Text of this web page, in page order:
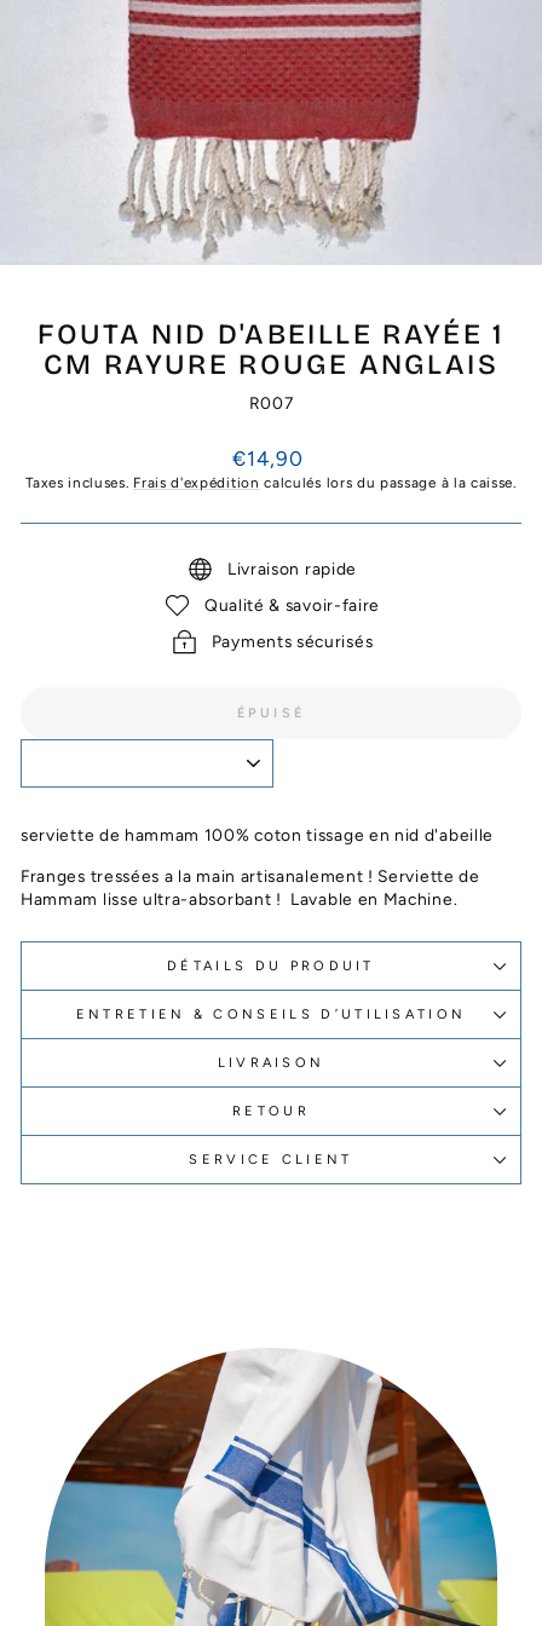
FOUTA NID D'ABEILLE RAYÉE 1
CM RAYURE ROUGE ANGLAIS
R007
Prix
régulier
€14,90
Taxes incluses. Frais d'expédition calculés lors du passage à la caisse.
Livraison rapide
Qualité & savoir-faire
Payments sécurisés
ÉPUISÉ
serviette de hammam 100% coton tissage en nid d'abeille
Franges tressées a la main artisanalement ! Serviette de
Hammam lisse ultra-absorbant ! Lavable en Machine.
DÉTAILS DU PRODUIT
ENTRETIEN & CONSEILS D’UTILISATION
LIVRAISON
RETOUR
SERVICE CLIENT